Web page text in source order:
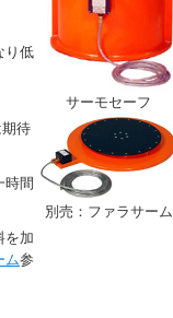
り低
待
時間
を加
ム参
サーモセーフ
別売：ファラサーム